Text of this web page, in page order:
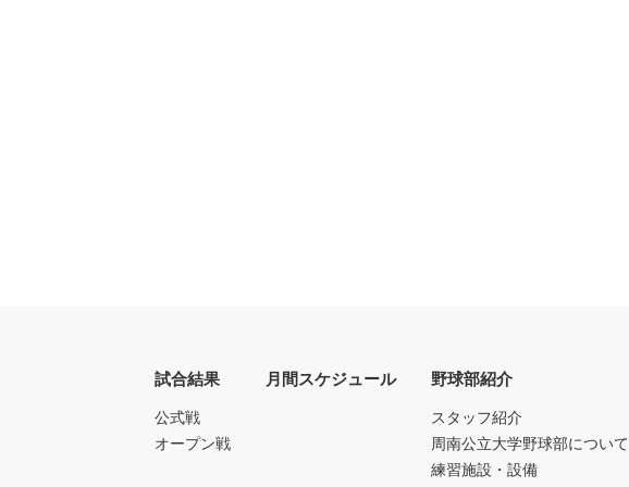
試合結果
公式戦
オープン戦
月間スケジュール 野球部紹介
スタッフ紹介
周南公立大学野球部について
練習施設・設備